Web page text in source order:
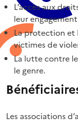
L’accès aux
leur
La protection et
victimes de
La lutte contre
le genre.
Les associations